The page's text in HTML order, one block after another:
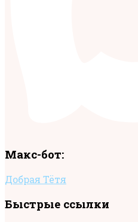
Макс-бот:
Добрая Тётя
Быстрые ссылки